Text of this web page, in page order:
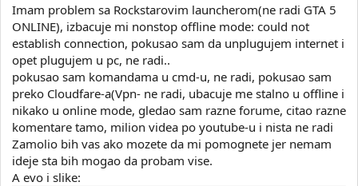
Imam problem sa Rockstarovim launcherom(ne radi GTA 5
ONLINE), izbacuje mi nonstop offline mode: could not
establish connection, pokusao sam da unplugujem internet i
opet plugujem u pc, ne radi..
pokusao sam komandama u cmd-u, ne radi, pokusao sam
preko Cloudfare-a(Vpn- ne radi, ubacuje me stalno u offline i
nikako u online mode, gledao sam razne forume, citao razne
komentare tamo, milion videa po youtube-u i nista ne radi
Zamolio bih vas ako mozete da mi pomognete jer nemam
ideje sta bih mogao da probam vise.
A evo i slike: